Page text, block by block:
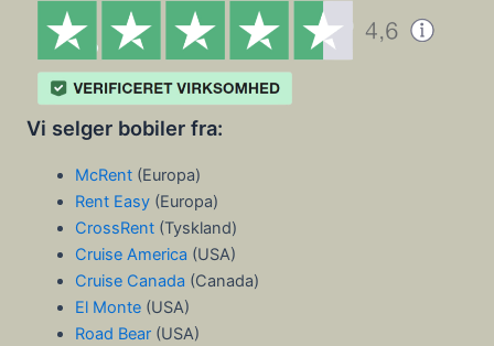
Vi selger bobiler fra:
McRent(Europa)
Rent Easy(Europa)
CrossRent(Tyskland)
Cruise America (USA)
Cruise Canada (Canada)
El Monte(USA)
Road Bear(USA)